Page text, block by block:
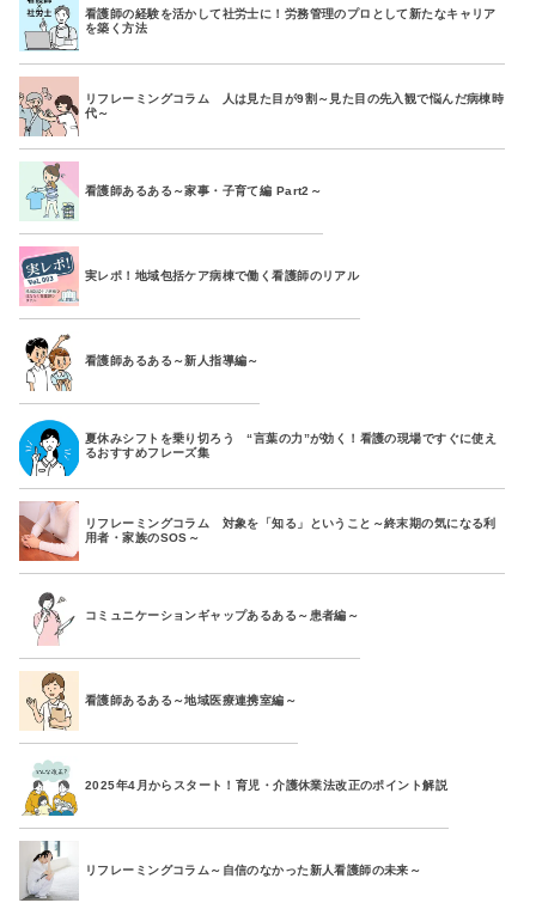
看護師の経験を活かして社労士に！労務管理のプロとして新たなキャリア
を築く方法
リフレーミングコラム 人は見た目が9割～見た目の先入観で悩んだ病棟時
代～
看護師あるある～家事・子育て編 Part2～
実レポ！地域包括ケア病棟で働く看護師のリアル
看護師あるある～新人指導編～
夏休みシフトを乗り切ろう “言葉の力”が効く！看護の現場ですぐに使え
るおすすめフレーズ集
リフレーミングコラム 対象を「知る」ということ～終末期の気になる利
用者・家族のSOS～
コミュニケーションギャップあるある～患者編～
看護師あるある～地域医療連携室編～
2025年4月からスタート！育児・介護休業法改正のポイント解説
リフレーミングコラム～自信のなかった新人看護師の未来～